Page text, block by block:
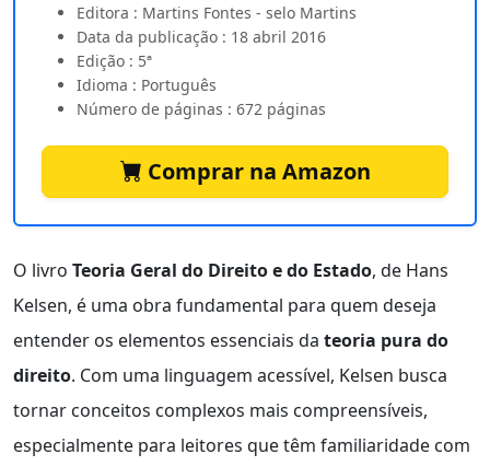
Editora : Martins Fontes - selo Martins
Data da publicação : 18 abril 2016
Edição : 5ª
Idioma : Português
Número de páginas : 672 páginas
Comprar na Amazon
O livro Teoria Geral do Direito e do Estado, de Hans
Kelsen, é uma obra fundamental para quem deseja
entender os elementos essenciais da teoria pura do
direito. Com uma linguagem acessível, Kelsen busca
tornar conceitos complexos mais compreensíveis,
especialmente para leitores que têm familiaridade com